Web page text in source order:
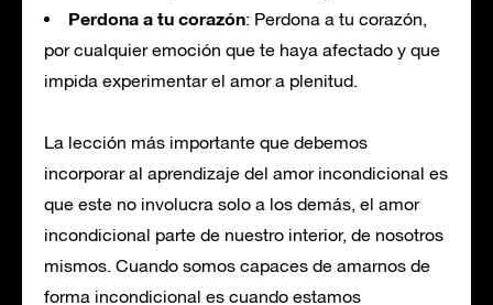
Perdona a tu corazón: Perdona a tu corazón,
por cualquier emoción que te haya afectado y que
impida experimentar el amor a plenitud.
La lección más importante que debemos
incorporar al aprendizaje del amor incondicional es
que este no involucra solo a los demás, el amor
incondicional parte de nuestro interior, de nosotros
mismos. Cuando somos capaces de amarnos de
forma incondicional es cuando estamos